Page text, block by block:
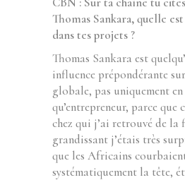
Thomas Sankara, quelle
dans tes projets ?
Thomas Sankara est
influence prépondérante
globale, pas uniquement
qu’entrepreneur, parce que
chez qui j’ai retrouvé de la
grandissant j’étais très
que les Africains
systématiquement la tête,